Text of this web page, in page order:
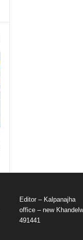
Editor – Kalpanajha
office – new
491441